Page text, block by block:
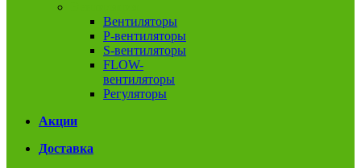
Вентиляторы
P-вентиляторы
S-вентиляторы
FLOW-
вентиляторы
Регуляторы
Акции
Доставка